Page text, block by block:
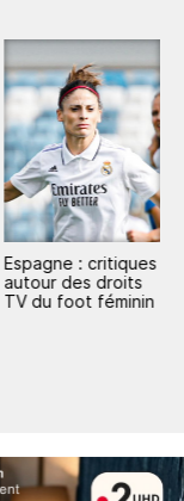
Espagne : critiques
autour des droits
TV du foot féminin